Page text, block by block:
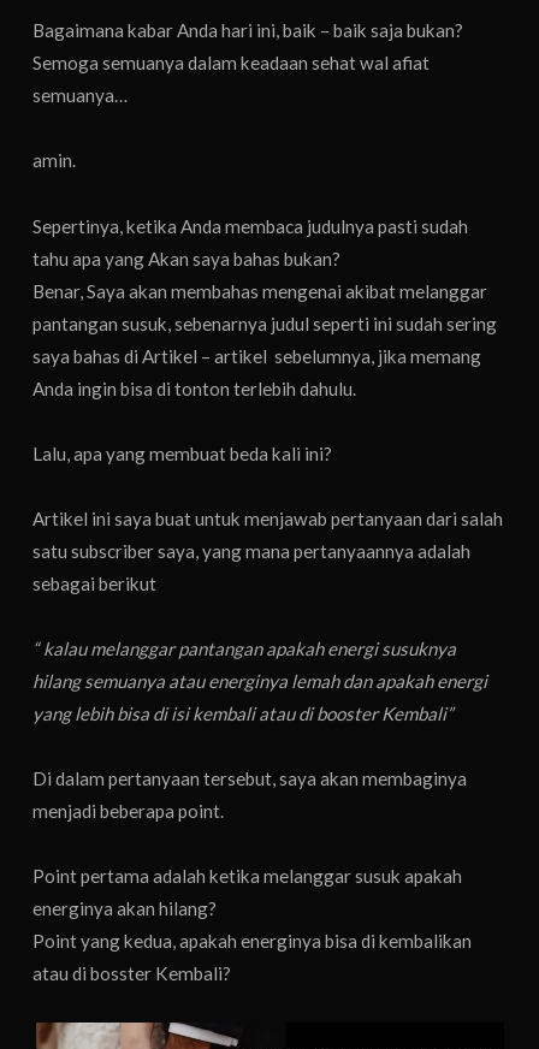
Bagaimana kabar Anda hari ini, baik – baik saja bukan?
Semoga semuanya dalam keadaan sehat wal afiat
semuanya…
amin.
Sepertinya, ketika Anda membaca judulnya pasti sudah
tahu apa yang Akan saya bahas bukan?
Benar, Saya akan membahas mengenai akibat melanggar
pantangan susuk, sebenarnya judul seperti ini sudah sering
saya bahas di Artikel – artikel sebelumnya, jika memang
Anda ingin bisa di tonton terlebih dahulu.
Lalu, apa yang membuat beda kali ini?
Artikel ini saya buat untuk menjawab pertanyaan dari salah
satu subscriber saya, yang mana pertanyaannya adalah
sebagai berikut
“ kalau melanggar pantangan apakah energi susuknya
hilang semuanya atau energinya lemah dan apakah energi
yang lebih bisa di isi kembali atau di booster Kembali”
Di dalam pertanyaan tersebut, saya akan membaginya
menjadi beberapa point.
Point pertama adalah ketika melanggar susuk apakah
energinya akan hilang?
Point yang kedua, apakah energinya bisa di kembalikan
atau di bosster Kembali?